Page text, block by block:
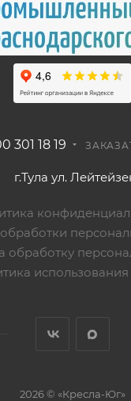
301 18 19
г.Тула ул.
обработку
использования
2026 © «Кресла-Юг»